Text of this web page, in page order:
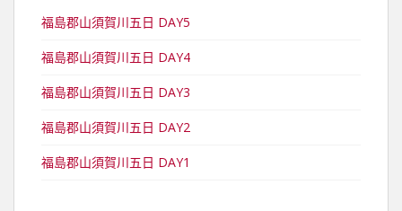
福島郡山須賀川五日 DAY5
福島郡山須賀川五日 DAY4
福島郡山須賀川五日 DAY3
福島郡山須賀川五日 DAY2
福島郡山須賀川五日 DAY1